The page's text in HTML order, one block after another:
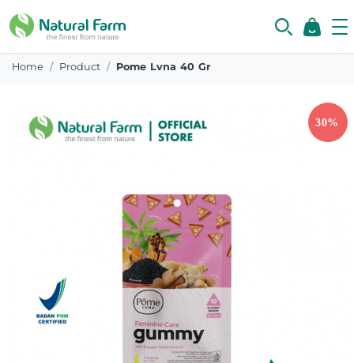
Home Product Pome Lvna 40 Gr